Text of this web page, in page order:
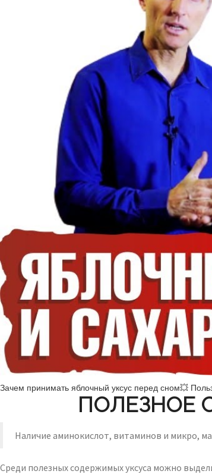
Зачем принимать яблочный уксус перед сном💥
ПОЛЕЗНОЕ
Наличие аминокислот, витаминов и микро,
Среди полезных содержимых уксуса можно